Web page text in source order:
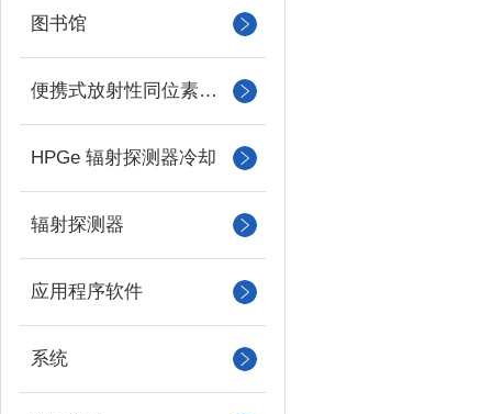
图书馆
便携式放射性同位素识别装置 （RIID）
HPGe 辐射探测器冷却
辐射探测器
应用程序软件
系统